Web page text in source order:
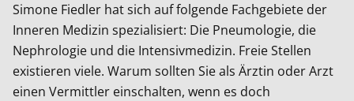
Simone Fiedler hat sich auf folgende Fachgebiete der
Inneren Medizin spezialisiert: Die Pneumologie, die
Nephrologie und die Intensivmedizin. Freie Stellen
existieren viele. Warum sollten Sie als Ärztin oder Arzt
einen Vermittler einschalten, wenn es doch